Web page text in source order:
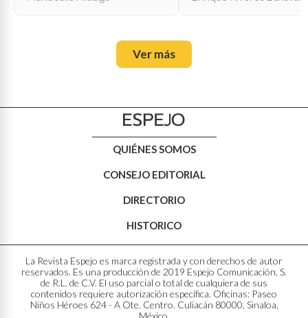
Ver más
QUIÉNES SOMOS
CONSEJO EDITORIAL
DIRECTORIO
HISTORICO
La Revista Espejo es marca registrada y con derechos de autor
reservados. Es una producción de 2019 Espejo Comunicación, S.
de R.L. de C.V. El uso parcial o total de cualquiera de sus
contenidos requiere autorización específica. Oficinas: Paseo
Niños Héroes 624 - A Ote. Centro. Culiacán 80000, Sinaloa,
México.